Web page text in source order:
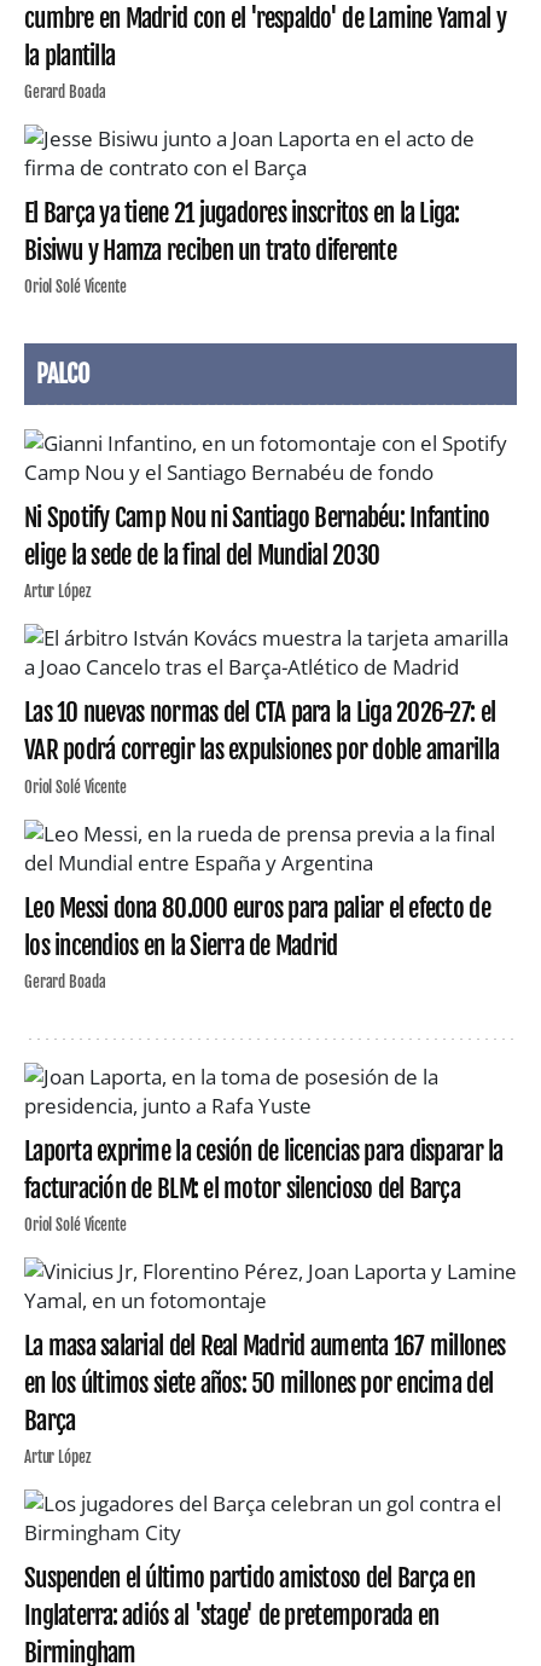
cumbre en Madrid con el 'respaldo' de Lamine Yamal y
la plantilla
Gerard Boada
El Barça ya tiene 21 jugadores inscritos en la Liga:
Bisiwu y Hamza reciben un trato diferente
Oriol Solé Vicente
PALCO
Ni Spotify Camp Nou ni Santiago Bernabéu: Infantino
elige la sede de la final del Mundial 2030
Artur López
Las 10 nuevas normas del CTA para la Liga 2026-27: el
VAR podrá corregir las expulsiones por doble amarilla
Oriol Solé Vicente
Leo Messi dona 80.000 euros para paliar el efecto de
los incendios en la Sierra de Madrid
Gerard Boada
Laporta exprime la cesión de licencias para disparar la
facturación de BLM: el motor silencioso del Barça
Oriol Solé Vicente
La masa salarial del Real Madrid aumenta 167 millones
en los últimos siete años: 50 millones por encima del
Barça
Artur López
Suspenden el último partido amistoso del Barça en
Inglaterra: adiós al 'stage' de pretemporada en
Birmingham